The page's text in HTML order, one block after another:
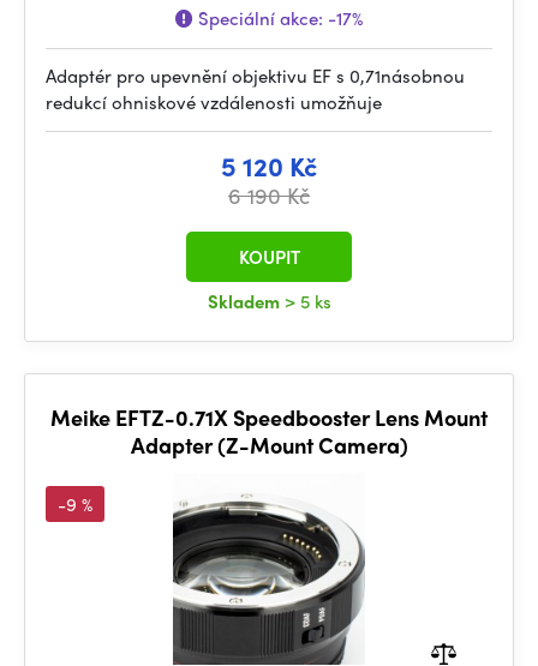
Speciální akce: -17%
Adaptér pro upevnění objektivu EF s 0,71násobnou
redukcí ohniskové vzdálenosti umožňuje
5 120 Kč
6 190 Kč
Skladem > 5 ks
KOUPIT
Meike EFTZ-0.71X Speedbooster Lens Mount
Adapter (Z-Mount Camera)
-9 %